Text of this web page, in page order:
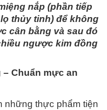
nắp (phần tiếp
thủy tinh) để không
cân bằng và sau đó
ngược kim đồng
Chuẩn mực an
những thực phẩm tiện